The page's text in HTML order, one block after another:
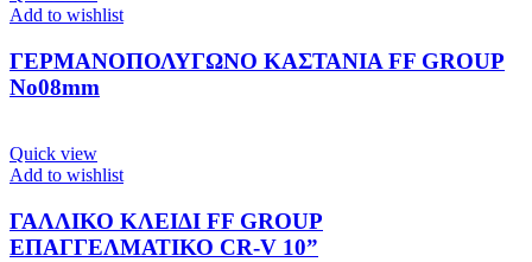
Add to wishlist
ΓΕΡΜΑΝΟΠΟΛΥΓΩΝΟ ΚΑΣΤΑΝΙΑ FF GROUP
Νο08mm
Quick view
Add to wishlist
ΓΑΛΛΙΚΟ ΚΛΕΙΔΙ FF GROUP
ΕΠΑΓΓΕΛΜΑΤΙΚΟ CR-V 10”